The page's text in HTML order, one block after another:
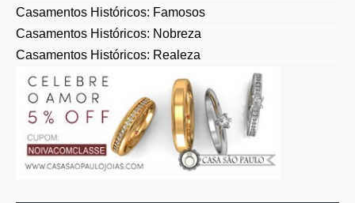
Casamentos Históricos: Famosos
Casamentos Históricos: Nobreza
Casamentos Históricos: Realeza